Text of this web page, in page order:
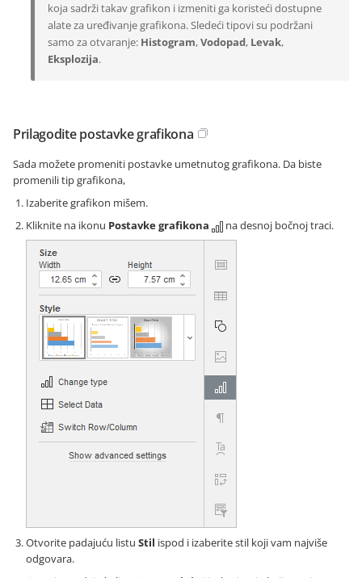
koja sadrži takav grafikon i izmeniti ga koristeći dostupne
alate za uređivanje grafikona. Sledeći tipovi su podržani
samo za otvaranje: Histogram,Vodopad, Levak,
Eksplozija.
Prilagodite postavke grafikona
Sada možete promeniti postavke umetnutog grafikona. Da biste
promenili tip grafikona,
Izaberite grafikon mišem.
Kliknite na ikonu Postavke grafikona na desnoj bočnoj traci.
Otvorite padajuću listu Stil ispod i izaberite stil koji vam najviše
odgovara.